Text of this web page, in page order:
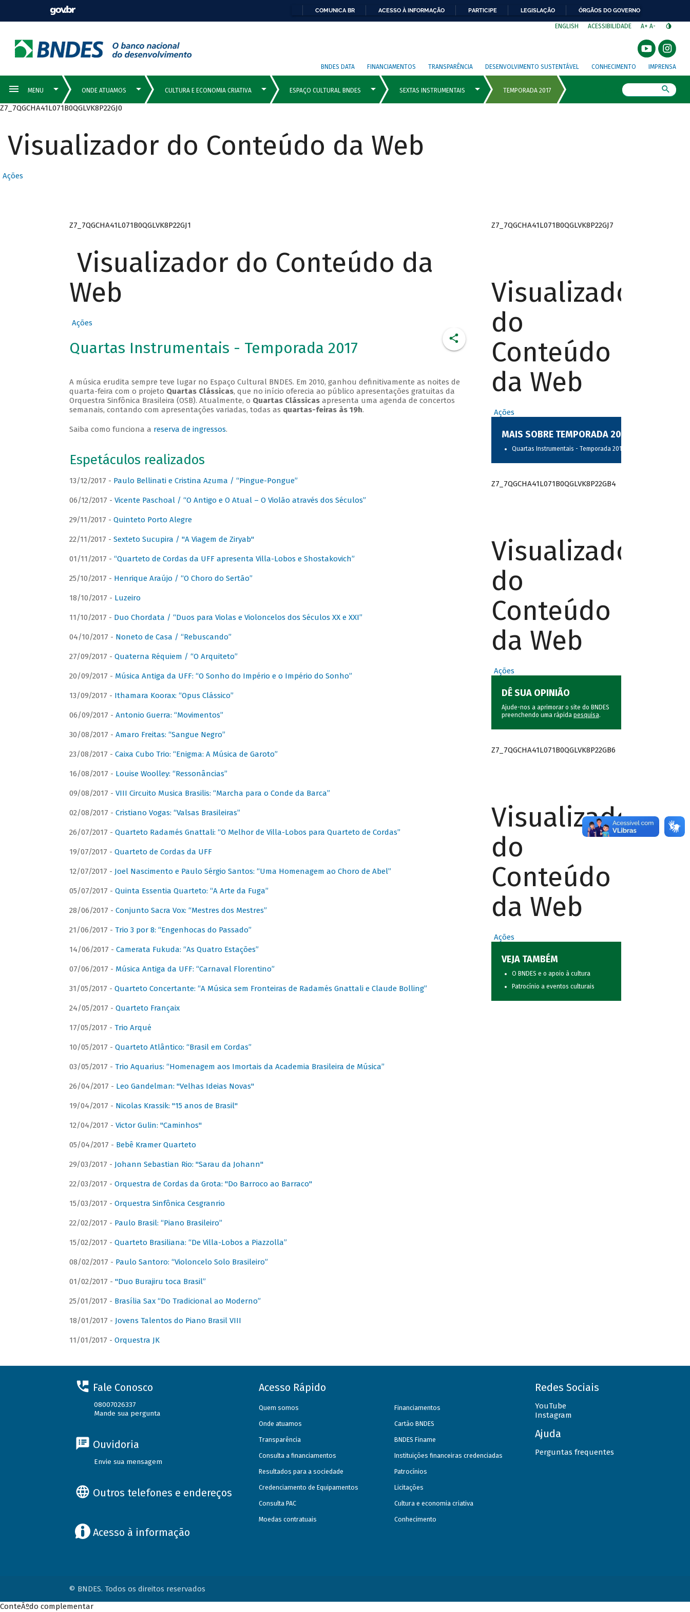
COMUNICA BR ACESSO À INFORMAÇÃO PARTICIPE LEGISLAÇÃO ÓRGÃOS DO GOVERNO
ENGLISH ACESSIBILIDADE A+ A-
BNDES DATA FINANCIAMENTOS TRANSPARÊNCIA DESENVOLVIMENTO SUSTENTÁVEL CONHECIMENTO IMPRENSA
Z7_7QGCHA41L071B0QGLVK8P22GJ0
Visualizador do Conteúdo da Web
Ações
Z7_7QGCHA41L071B0QGLVK8P22GJ1
Visualizador do Conteúdo da
Web
Ações
Quartas Instrumentais - Temporada 2017
A música erudita sempre teve lugar no Espaço Cultural BNDES. Em 2010, ganhou definitivamente as noites de
quarta-feira com o projeto Quartas Clássicas, que no início oferecia ao público apresentações gratuitas da
Orquestra Sinfônica Brasileira (OSB). Atualmente, o Quartas Clássicasapresenta uma agenda de concertos
semanais, contando com apresentações variadas, todas as quartas-feiras às 19h.
Saiba como funciona a reserva de ingressos.
Espetáculos realizados
13/12/2017 - Paulo Bellinati e Cristina Azuma / “Pingue-Pongue”
06/12/2017 - Vicente Paschoal / “O Antigo e O Atual – O Violão através dos Séculos”
29/11/2017 - Quinteto Porto Alegre
22/11/2017 - Sexteto Sucupira / "A Viagem de Ziryab"
01/11/2017 - “Quarteto de Cordas da UFF apresenta Villa-Lobos e Shostakovich”
25/10/2017 - Henrique Araújo / “O Choro do Sertão”
18/10/2017 - Luzeiro
11/10/2017 - Duo Chordata / “Duos para Violas e Violoncelos dos Séculos XX e XXI”
04/10/2017 - Noneto de Casa / “Rebuscando”
27/09/2017 - Quaterna Réquiem / “O Arquiteto”
20/09/2017 - Música Antiga da UFF: “O Sonho do Império e o Império do Sonho”
13/09/2017 - Ithamara Koorax: “Opus Clássico”
06/09/2017 - Antonio Guerra: “Movimentos”
30/08/2017 - Amaro Freitas: “Sangue Negro”
23/08/2017 - Caixa Cubo Trio: “Enigma: A Música de Garoto”
16/08/2017 - Louise Woolley: “Ressonâncias”
09/08/2017 - VIII Circuito Musica Brasilis: “Marcha para o Conde da Barca”
02/08/2017 - Cristiano Vogas: “Valsas Brasileiras”
26/07/2017 - Quarteto Radamés Gnattali: “O Melhor de Villa-Lobos para Quarteto de Cordas”
19/07/2017 - Quarteto de Cordas da UFF
12/07/2017 - Joel Nascimento e Paulo Sérgio Santos: “Uma Homenagem ao Choro de Abel”
05/07/2017 - Quinta Essentia Quarteto: “A Arte da Fuga”
28/06/2017 - Conjunto Sacra Vox: “Mestres dos Mestres”
21/06/2017 - Trio 3 por 8: “Engenhocas do Passado”
14/06/2017 - Camerata Fukuda: “As Quatro Estações”
07/06/2017 - Música Antiga da UFF: “Carnaval Florentino”
31/05/2017 - Quarteto Concertante: “A Música sem Fronteiras de Radamés Gnattali e Claude Bolling”
24/05/2017 - Quarteto Françaix
17/05/2017 - Trio Arqué
10/05/2017 - Quarteto Atlântico: “Brasil em Cordas”
03/05/2017 - Trio Aquarius: “Homenagem aos Imortais da Academia Brasileira de Música”
26/04/2017 - Leo Gandelman: "Velhas Ideias Novas"
19/04/2017 - Nicolas Krassik: "15 anos de Brasil"
12/04/2017 - Victor Gulin: "Caminhos"
05/04/2017 - Bebê Kramer Quarteto
29/03/2017 - Johann Sebastian Rio: "Sarau da Johann"
22/03/2017 - Orquestra de Cordas da Grota: "Do Barroco ao Barraco"
15/03/2017 - Orquestra Sinfônica Cesgranrio
22/02/2017 - Paulo Brasil: “Piano Brasileiro”
15/02/2017 - Quarteto Brasiliana: “De Villa-Lobos a Piazzolla”
08/02/2017 - Paulo Santoro: “Violoncelo Solo Brasileiro”
01/02/2017 - "Duo Burajiru toca Brasil”
25/01/2017 - Brasília Sax “Do Tradicional ao Moderno”
18/01/2017 - Jovens Talentos do Piano Brasil VIII
11/01/2017 - Orquestra JK
Z7_7QGCHA41L071B0QGLVK8P22GJ7
Visualizador
do
Conteúdo
da Web
Ações
MAIS SOBRE TEMPORADA 2017
Quartas Instrumentais - Temporada 2017
Z7_7QGCHA41L071B0QGLVK8P22GB4
Visualizador
do
Conteúdo
da Web
Ações
DÊ SUA OPINIÃO
Ajude-nos a aprimorar o site do BNDES
preenchendo uma rápida pesquisa.
Z7_7QGCHA41L071B0QGLVK8P22GB6
Visualizador
do
Conteúdo
da Web
Ações
VEJA TAMBÉM
O BNDES e o apoio à cultura
Patrocínio a eventos culturais
Fale Conosco
08007026337
Mande sua pergunta
Ouvidoria
Envie sua mensagem
Outros telefones e endereços
Acesso à informação
Acesso Rápido
Quem somos
Onde atuamos
Transparência
Consulta a financiamentos
Resultados para a sociedade
Credenciamento de Equipamentos
Consulta PAC
Moedas contratuais
Financiamentos
Cartão BNDES
BNDES Finame
Instituições financeiras credenciadas
Patrocínios
Licitações
Cultura e economia criativa
Conhecimento
Redes Sociais
YouTube
Instagram
Ajuda
Perguntas frequentes
© BNDES. Todos os direitos reservados
ConteÃºdo complementar